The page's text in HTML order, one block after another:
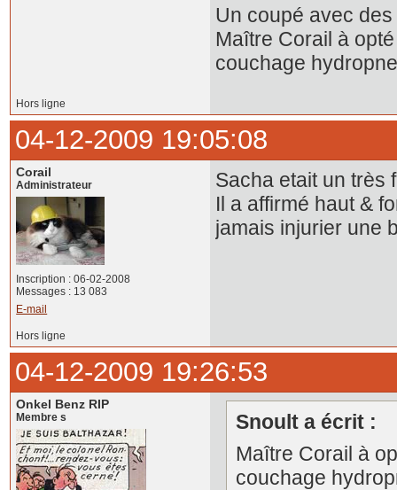
Un coupé avec
Maître Corail à
couchage
Hors ligne
04-12-2009 19:05:08
Corail
Administrateur
Inscription : 06-02-2008
Messages : 13 083
E-mail
Sacha etait un très
Il a affirmé haut &
jamais injurier une
Hors ligne
04-12-2009 19:26:53
Onkel Benz RIP
Membre s
Snoult a écrit :
Maître Corail à
couchage